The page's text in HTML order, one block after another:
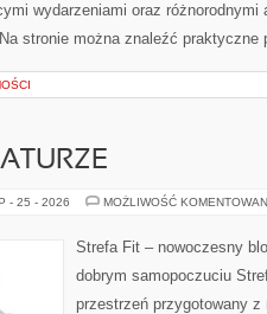
wydarzeniami oraz
stronie można znaleźć
- 25 - 2026 MOŻLIWOŚĆ
Strefa Fit – nowoczesny
dobrym samopoczuciu
przestrzeń przygotowany